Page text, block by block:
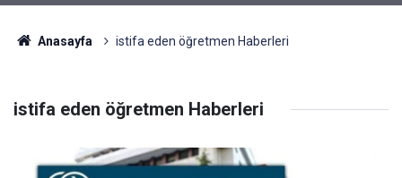
Anasayfa istifa eden öğretmen Haberleri
istifa eden öğretmen Haberleri